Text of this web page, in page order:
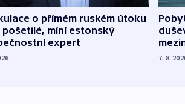
o přímém ruském útoku
pošetilé, míní estonský
expert
7. 8.